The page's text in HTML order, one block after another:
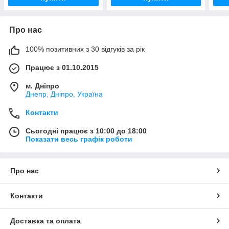
Про нас
100% позитивних з 30 відгуків за рік
Працює з 01.10.2015
м. Дніпро
Днепр, Дніпро, Україна
Контакти
Сьогодні працює з 10:00 до 18:00
Показати весь графік роботи
Про нас
Контакти
Доставка та оплата